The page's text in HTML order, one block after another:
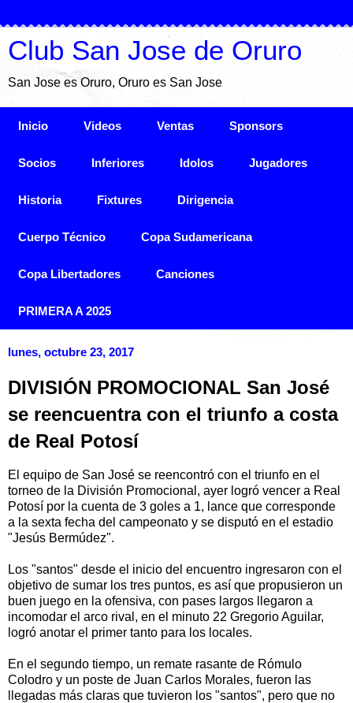
Club San Jose de Oruro
San Jose es Oruro, Oruro es San Jose
Inicio Videos Ventas Sponsors
Socios Inferiores Idolos Jugadores
Historia Fixtures Dirigencia
Cuerpo Técnico Copa Sudamericana
Copa Libertadores Canciones
PRIMERA A 2025
lunes, octubre 23, 2017
DIVISIÓN PROMOCIONAL San José
se reencuentra con el triunfo a costa
de Real Potosí
El equipo de San José se reencontró con el triunfo en el
torneo de la División Promocional, ayer logró vencer a Real
Potosí por la cuenta de 3 goles a 1, lance que corresponde
a la sexta fecha del campeonato y se disputó en el estadio
"Jesús Bermúdez".
Los "santos" desde el inicio del encuentro ingresaron con el
objetivo de sumar los tres puntos, es así que propusieron un
buen juego en la ofensiva, con pases largos llegaron a
incomodar el arco rival, en el minuto 22 Gregorio Aguilar,
logró anotar el primer tanto para los locales.
En el segundo tiempo, un remate rasante de Rómulo
Colodro y un poste de Juan Carlos Morales, fueron las
llegadas más claras que tuvieron los "santos", pero que no